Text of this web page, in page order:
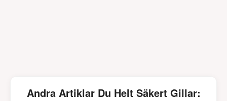
Andra Artiklar Du Helt Säkert Gillar: